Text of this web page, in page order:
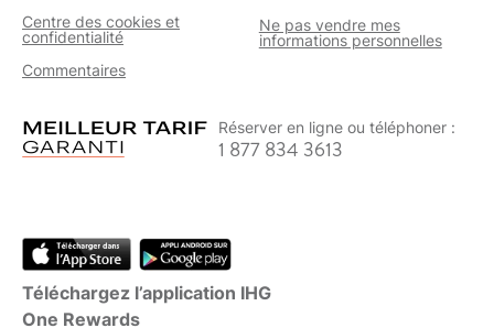
Centre des cookies et
confidentialité
Ne pas vendre mes
informations personnelles
Commentaires
Réserver en ligne ou téléphoner :
1 877 834 3613
Téléchargez l’application IHG
One Rewards